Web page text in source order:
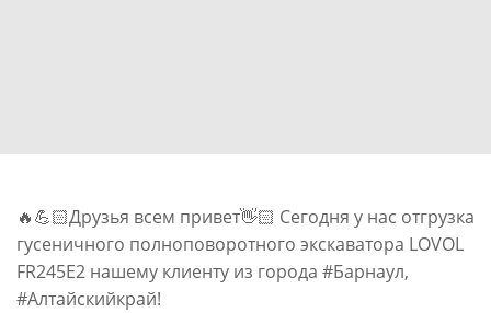
🔥💪🏻Друзья всем привет👋🏻 Сегодня у нас отгрузка
гусеничного полноповоротного экскаватора LOVOL
FR245E2 нашему клиенту из города #Барнаул,
#Алтайскийкрай!